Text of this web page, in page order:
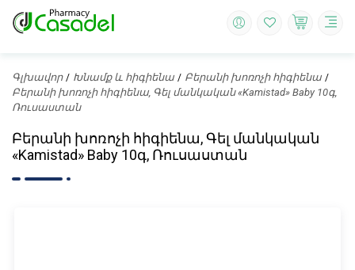
Գլխավոր Խնամք և հիգիենա
Բերանի խոռոչի հիգիենա
Բերանի խոռոչի հիգիենա, Գել մանկական «Kamistad» Baby 10գ,
Ռուսաստան
Բերանի խոռոչի հիգիենա, Գել մանկական
«Kamistad» Baby 10գ, Ռուսաստան